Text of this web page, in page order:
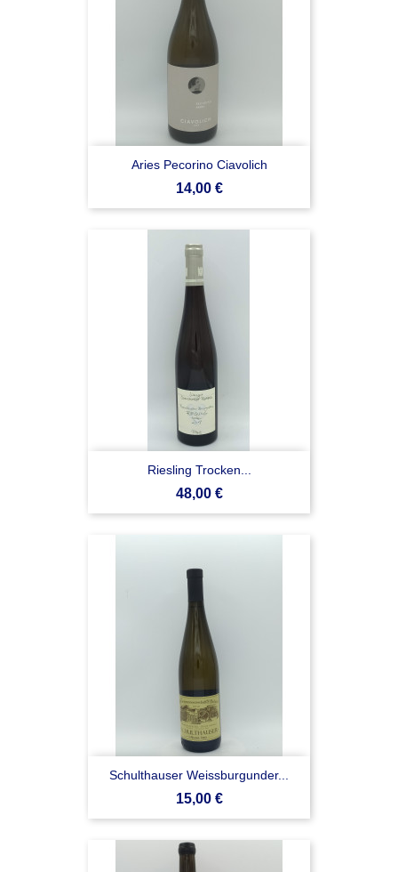
Aries Pecorino Ciavolich
Prezzo
14,00 €
Riesling Trocken...
Prezzo
48,00 €
Schulthauser Weissburgunder...
Prezzo
15,00 €